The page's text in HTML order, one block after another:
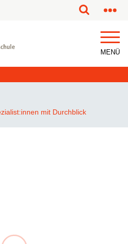
MENÜ
mit Durchblick